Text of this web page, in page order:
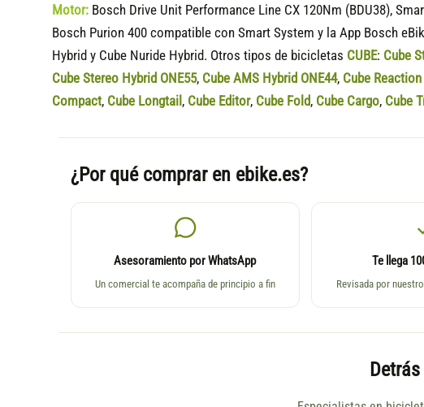
Motor:Bosch Drive Unit Performance Line CX 120Nm (BDU38),
Bosch Purion 400 compatiblecon Smart System y la App Bosch
Hybrid y Cube Nuride Hybrid. Otros tipos de bicicletas CUBE: Cube
Cube Stereo Hybrid ONE55, Cube AMS Hybrid ONE44, Cube
Compact, Cube Longtail , Cube Editor, Cube Fold, Cube Cargo, Cube
¿Por qué comprar en ebike.es?
Asesoramiento por WhatsApp
Un comercial te acompaña de principio a fin
Te llega
Revisada por